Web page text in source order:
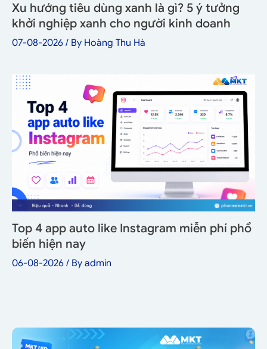
Xu hướng tiêu dùng xanh là gì? 5 ý tưởng
khởi nghiệp xanh cho người kinh doanh
07-08-2026 / By Hoàng Thu Hà
Top 4 app auto like Instagram miễn phí phổ
biến hiện nay
06-08-2026 / By admin